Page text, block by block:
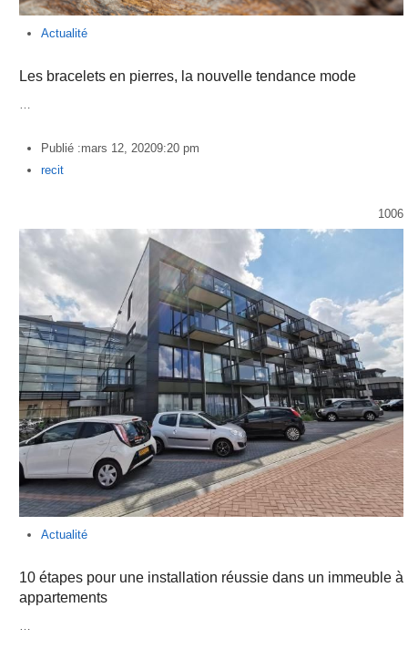
Actualité
Les bracelets en pierres, la nouvelle tendance mode
Publié :mars 12, 20209:20 pm
Author
recit
1006
Actualité
10 étapes pour une installation réussie dans un immeuble à
appartements
…